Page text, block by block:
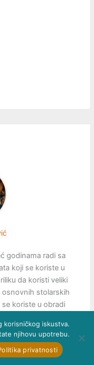
godinama radi sa
koji se koriste u
da koristi veliki
osnovnih stolarskih
koriste u obradi
ali i koliko je važno
Upravo zbog
koje je koristio
korisničkog iskustva.
njihovu upotrebu.
privatnosti